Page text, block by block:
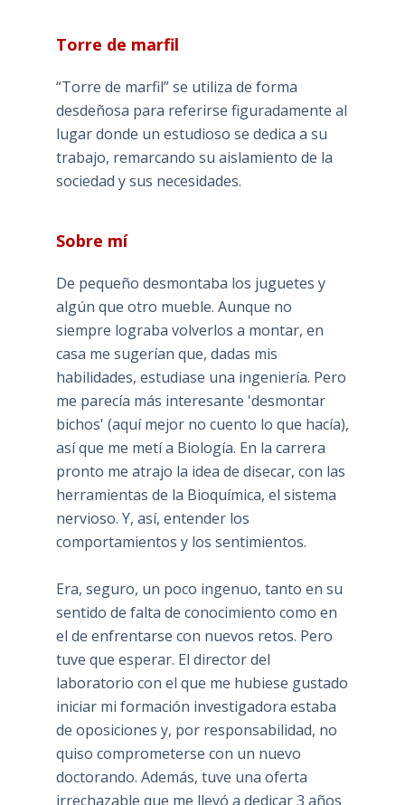
Torre de marfil
“Torre de marfil” se utiliza de forma
desdeñosa para referirse figuradamente al
lugar donde un estudioso se dedica a su
trabajo, remarcando su aislamiento de la
sociedad y sus necesidades.
Sobre mí
De pequeño desmontaba los juguetes y
algún que otro mueble. Aunque no
siempre lograba volverlos a montar, en
casa me sugerían que, dadas mis
habilidades, estudiase una ingeniería. Pero
me parecía más interesante 'desmontar
bichos' (aquí mejor no cuento lo que hacía),
así que me metí a Biología. En la carrera
pronto me atrajo la idea de disecar, con las
herramientas de la Bioquímica, el sistema
nervioso. Y, así, entender los
comportamientos y los sentimientos.
Era, seguro, un poco ingenuo, tanto en su
sentido de falta de conocimiento como en
el de enfrentarse con nuevos retos. Pero
tuve que esperar. El director del
laboratorio con el que me hubiese gustado
iniciar mi formación investigadora estaba
de oposiciones y, por responsabilidad, no
quiso comprometerse con un nuevo
doctorando. Además, tuve una oferta
irrechazable que me llevó a dedicar 3 años